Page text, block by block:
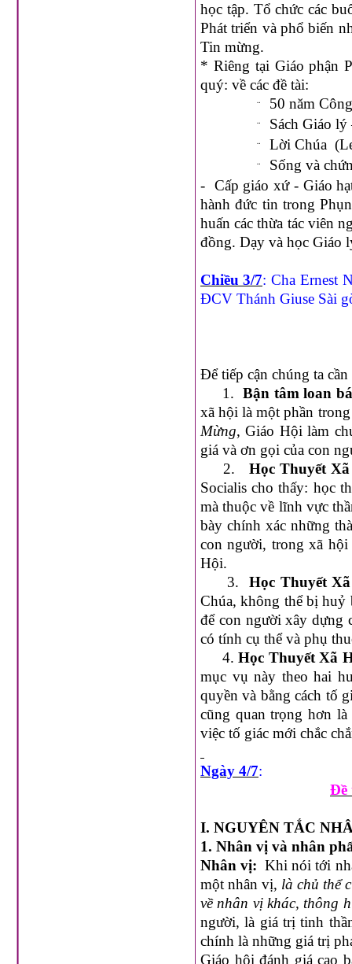
học tập. Tổ chức các
Phát triển và phổ biến
Tin mừng.
* Riêng tại Giáo phận
quý: về các đề tài:
¨ 50 năm
¨ Sách Giáo
¨ Lời Chúa
¨
Sống và
- Cấp giáo xứ - Giáo
hành đức tin trong
huấn các thừa tác viên
đồng. Dạy và học Giáo
Chiều 3/7: Cha Ernest
ĐCV Thánh Giuse Sài
Để tiếp cận chúng ta
1. Bận tâm loan
xã hội là một phần
Mừng, Giáo Hội làm
giá và ơn gọi của con
2. Học Thuyết
Socialis cho thấy: học
mà thuộc về lĩnh vực
bày chính xác những
con người, trong xã
Hội.
3. Học Thuyết
Chúa, không thể bị huỷ
để con người xây dựng
có tính cụ thể và phụ
4. Học Thuyết Xã
mục vụ này theo hai
quyền và bằng cách tố
cũng quan trọng hơn
việc tố giác mới chắc
Ngày 4/7:
Đề
I. NGUYÊN TẮC
1. Nhân vị và nhân
Nhân vị: Khi nói tới
một nhân vị, là chủ thể
về nhân vị khác, thông
người, là giá trị tinh
chính là những giá trị
Giáo hội đánh giá cao